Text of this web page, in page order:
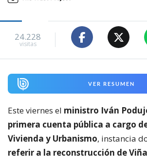
24.228
visitas
VER RESUMEN
Este viernes el ministro Iván
primera cuenta pública a cargo
Vivienda y Urbanismo, instancia
referir a la reconstrucción de